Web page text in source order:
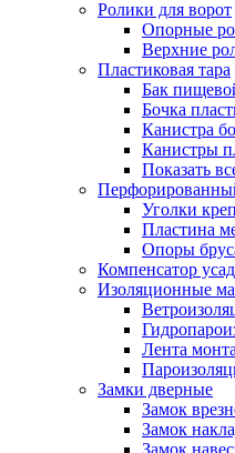
Ролики для ворот
Опорные
Верхние
Пластиковая тара
Бак
Бочка
Канистра
Канистры
Показать
Уголки
Пластина
Опоры
Компенсатор
Изоляционные
Лента
Замки дверные
Замок
Замок
Замок